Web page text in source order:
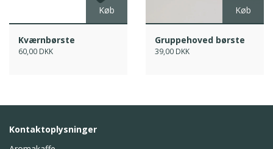
Køb
Kværnbørste
60,00 DKK
Køb
Gruppehoved børste
39,00 DKK
Kontaktoplysninger